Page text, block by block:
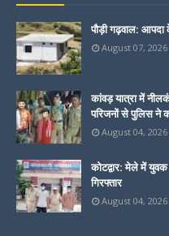
पौड़ी गढ़वाल:
August 07, 2026
कांवड़ यात्रा में
परिजनों से पुलिस ने
August 04, 2026
कोटद्वार: मेले में
गिरफ्तार
August 04, 2026